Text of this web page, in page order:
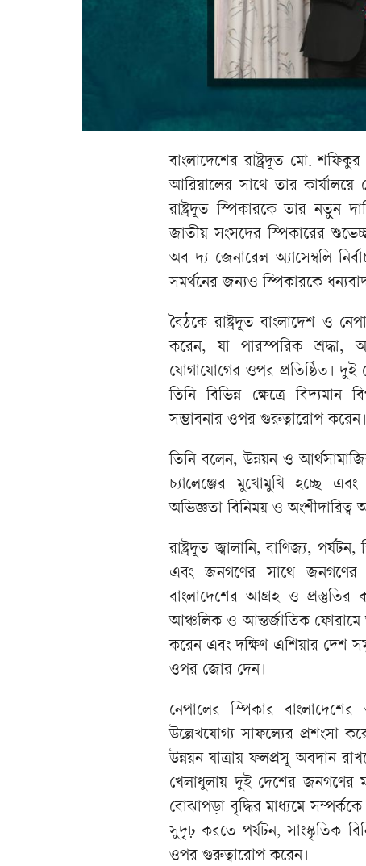
বাংলাদেশের রাষ্ট্রদূত মো.
আরিয়ালের সাথে তার
রাষ্ট্রদূত স্পিকারকে তার নতুন
জাতীয় সংসদের স্পিকারের
অব দ্য জেনারেল অ্যাসেম্বলি
সমর্থনের জন্যও স্পিকারকে
বৈঠকে রাষ্ট্রদূত বাংলাদেশ ও
করেন, যা পারস্পরিক
যোগাযোগের ওপর প্রতিষ্ঠিত। দুই
তিনি বিভিন্ন ক্ষেত্রে
সম্ভাবনার ওপর গুরুত্বারোপ করেন।
তিনি বলেন, উন্নয়ন ও
চ্যালেঞ্জের মুখোমুখি হচ্ছে
অভিজ্ঞতা বিনিময় ও
রাষ্ট্রদূত জ্বালানি, বাণিজ্য,
এবং জনগণের সাথে জনগণের
বাংলাদেশের আগ্রহ ও
আঞ্চলিক ও আন্তর্জাতিক ফোরামে
করেন এবং দক্ষিণ এশিয়ার দেশ
ওপর জোর দেন।
নেপালের স্পিকার
উল্লেখযোগ্য সাফল্যের প্রশংসা
উন্নয়ন যাত্রায় ফলপ্রসূ অবদান
খেলাধুলায় দুই দেশের জনগণের
বোঝাপড়া বৃদ্ধির মাধ্যমে
সুদৃঢ় করতে পর্যটন, সাংস্কৃতিক
ওপর গুরুত্বারোপ করেন।